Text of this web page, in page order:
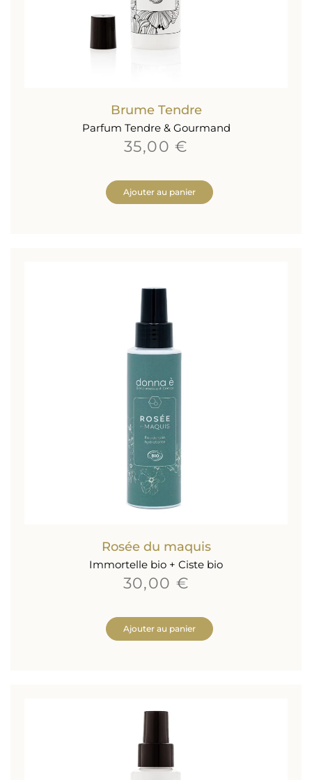
Brume Tendre
Parfum Tendre & Gourmand
35,00 €
Ajouter au panier
Rosée du maquis
Immortelle bio + Ciste bio
30,00 €
Ajouter au panier